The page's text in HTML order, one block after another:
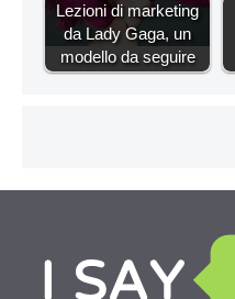
Lezioni di marketing
da Lady Gaga, un
modello da seguire